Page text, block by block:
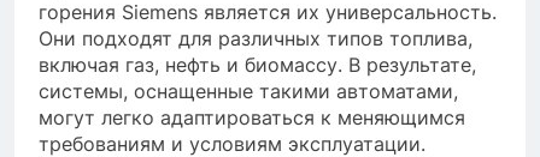
горения Siemens является их универсальность.
Они подходят для различных типов топлива,
включая газ, нефть и биомассу. В результате,
системы, оснащенные такими автоматами,
могут легко адаптироваться к меняющимся
требованиям и условиям эксплуатации.